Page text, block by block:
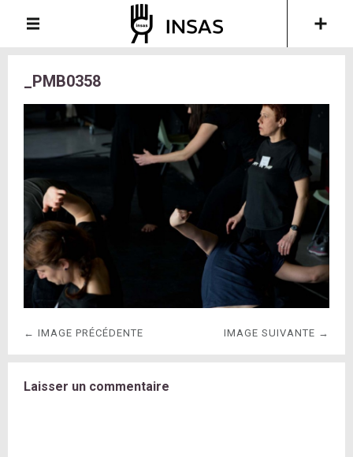
_PMB0358
← IMAGE PRÉCÉDENTE IMAGE SUIVANTE →
Laisser un commentaire